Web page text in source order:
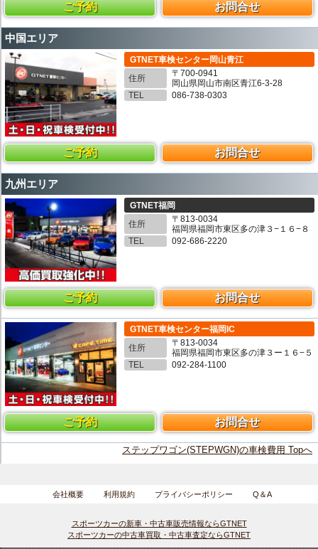
ご予約 お問合せ
中国エリア
GTNET車検センター岡山青江
住所
〒700-0941
岡山県岡山市南区青江6-3-28
TEL
086-738-0303
ご予約 お問合せ
九州エリア
GTNET福岡
住所
〒813-0034
福岡県福岡市東区多の津３−１６−８
TEL
092-686-2220
ご予約 お問合せ
GTNET車検センター福岡IC
住所
〒813-0034
福岡県福岡市東区多の津３ー１６−５
TEL
092-284-1100
ご予約 お問合せ
ステップワゴン(STEPWGN)の車検費用 Topへ
会社概要 利用規約 プライバシーポリシー Q＆A
スポーツカーの新車・中古車販売情報ならGTNET
スポーツカーの中古車買取・中古車査定ならGTNET